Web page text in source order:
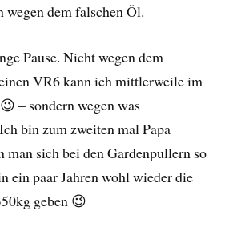
dem falschen Öl.
Pause. Nicht wegen dem
VR6 kann ich mittlerweile im
– sondern wegen was
bin zum zweiten mal Papa
man sich bei den Gardenpullern so
ein paar Jahren wohl wieder die
geben 😉